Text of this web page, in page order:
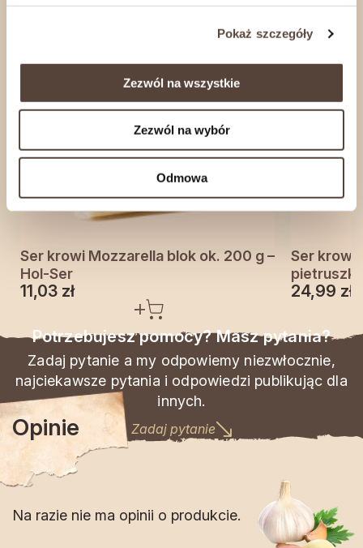
Pokaż szczegóły
Zezwól na wszystkie
Zezwól na wybór
Odmowa
Ser krowi Mozzarella blok ok. 200 g –
Hol-Ser
11,03 zł
Ser krowi
24,99 zł
Potrzebujesz pomocy? Masz pytania?
Zadaj pytanie a my odpowiemy niezwłocznie,
najciekawsze pytania i odpowiedzi publikując dla
innych.
Zadaj pytanie
Opinie
Na razie nie ma opinii o produkcie.